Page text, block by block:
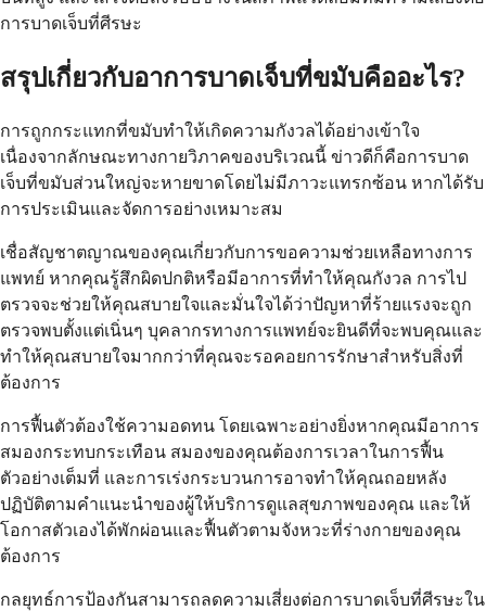
การบาดเจ็บที่ศีรษะ
สรุปเกี่ยวกับอาการบาดเจ็บที่ขมับคืออะไร?
การถูกกระแทกที่ขมับทำให้เกิดความกังวลได้อย่างเข้าใจ
เนื่องจากลักษณะทางกายวิภาคของบริเวณนี้ ข่าวดีก็คือการบาด
เจ็บที่ขมับส่วนใหญ่จะหายขาดโดยไม่มีภาวะแทรกซ้อน หากได้รับ
การประเมินและจัดการอย่างเหมาะสม
เชื่อสัญชาตญาณของคุณเกี่ยวกับการขอความช่วยเหลือทางการ
แพทย์ หากคุณรู้สึกผิดปกติหรือมีอาการที่ทำให้คุณกังวล การไป
ตรวจจะช่วยให้คุณสบายใจและมั่นใจได้ว่าปัญหาที่ร้ายแรงจะถูก
ตรวจพบตั้งแต่เนิ่นๆ บุคลากรทางการแพทย์จะยินดีที่จะพบคุณและ
ทำให้คุณสบายใจมากกว่าที่คุณจะรอคอยการรักษาสำหรับสิ่งที่
ต้องการ
การฟื้นตัวต้องใช้ความอดทน โดยเฉพาะอย่างยิ่งหากคุณมีอาการ
สมองกระทบกระเทือน สมองของคุณต้องการเวลาในการฟื้น
ตัวอย่างเต็มที่ และการเร่งกระบวนการอาจทำให้คุณถอยหลัง
ปฏิบัติตามคำแนะนำของผู้ให้บริการดูแลสุขภาพของคุณ และให้
โอกาสตัวเองได้พักผ่อนและฟื้นตัวตามจังหวะที่ร่างกายของคุณ
ต้องการ
กลยุทธ์การป้องกันสามารถลดความเสี่ยงต่อการบาดเจ็บที่ศีรษะใน